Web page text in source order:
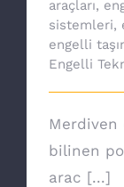
araçları,
sistemleri,
engelli
Engelli
Merdiven
bilinen
arac [...]